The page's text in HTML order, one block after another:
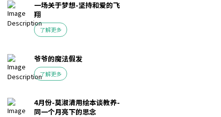
一场关于梦想-坚持和爱的飞
翔
了解更多
爷爷的魔法假发
了解更多
4月份-莫淑清用绘本谈教养-
同一个月亮下的思念